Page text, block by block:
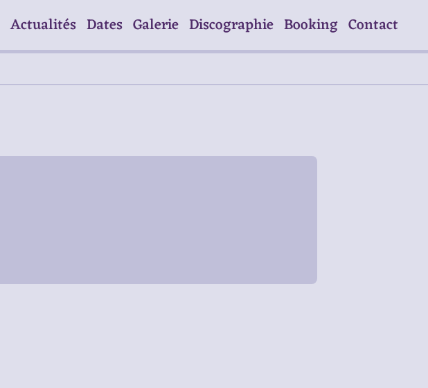
Actualités Dates Galerie Discographie Booking Contact